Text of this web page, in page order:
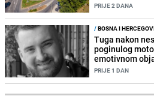
PRIJE 2 DANA
/BOSNA I
Tuga nakon
poginulog
emotivnom
PRIJE 1 DAN